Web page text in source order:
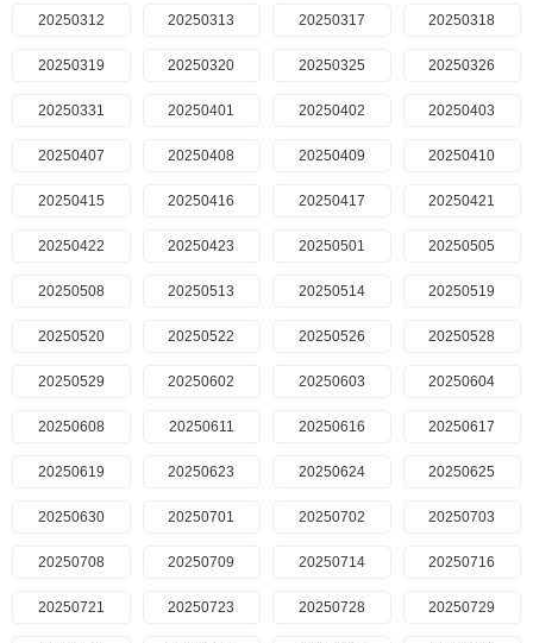
20250312 20250313 20250317 20250318
20250319 20250320 20250325 20250326
20250331 20250401 20250402 20250403
20250407 20250408 20250409 20250410
20250415 20250416 20250417 20250421
20250422 20250423 20250501 20250505
20250508 20250513 20250514 20250519
20250520 20250522 20250526 20250528
20250529 20250602 20250603 20250604
20250608 20250611 20250616 20250617
20250619 20250623 20250624 20250625
20250630 20250701 20250702 20250703
20250708 20250709 20250714 20250716
20250721 20250723 20250728 20250729